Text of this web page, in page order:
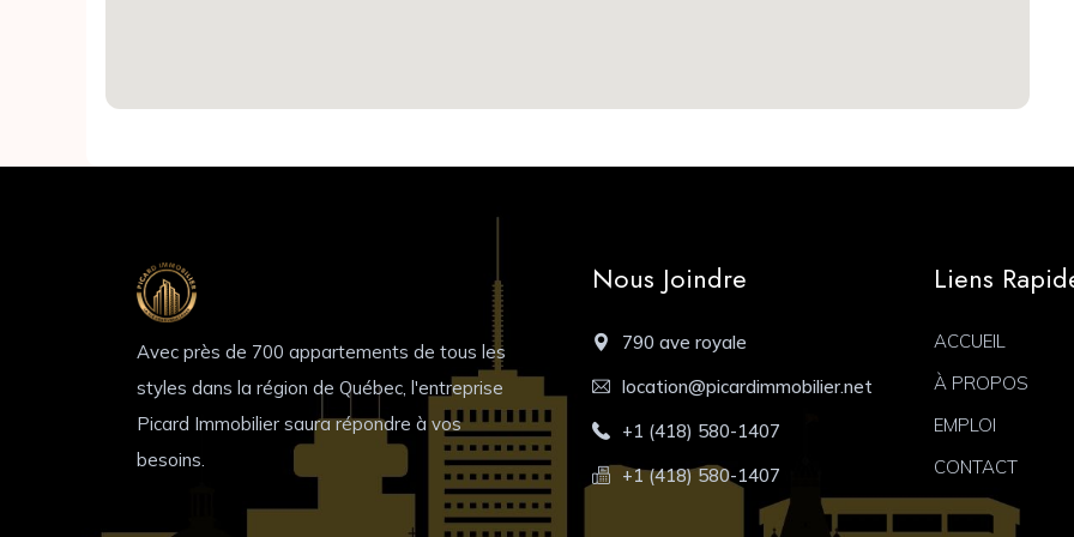
Avec près de 700 appartements de tous les
styles dans la région de Québec, l'entreprise
Picard Immobilier saura répondre à vos
besoins.
Nous Joindre
790 ave royale
location@picardimmobilier.net
+1 (418) 580-1407
+1 (418) 580-1407
Liens
ACCUEIL
À PROPOS
EMPLOI
CONTACT